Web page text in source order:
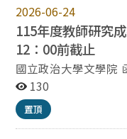
夢計畫申請案，請學
2.「新南向學海築夢
（三）由國合處召開
議」審議本校「學海
向學海築夢計畫」則
請。 （四）115年9月16日前，請各計畫主持人至學海計
畫系統填寫計畫內容完
2026-06-24
115年度教師研究
12：00前截止
國立政治大學文學院 函 發文日期：2026年6月24日 主
旨：本院即日起開始
作業，有意申請者請依說明
依據本校研發處來文
「研究成果獎勵細則」辦理。 二、申請
130
置頂